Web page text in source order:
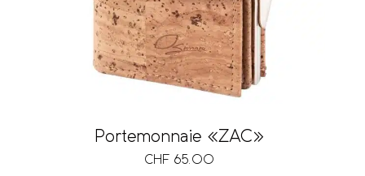
Portemonnaie «ZAC»
CHF 65.00